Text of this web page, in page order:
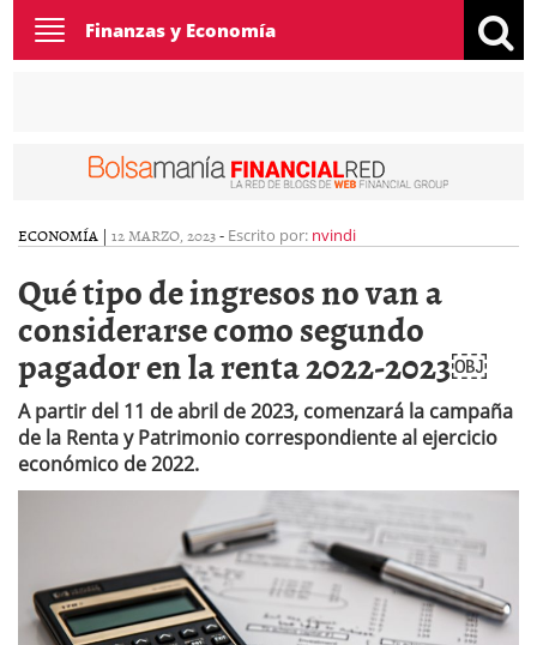
Toggle
navigation
Finanzas y Economía
ECONOMÍA | 12 MARZO, 2023- Escrito por: nvindi
Qué tipo de ingresos no van a
considerarse como segundo
pagador en la renta 2022-2023￼
A partir del 11 de abril de 2023, comenzará la campaña
de la Renta y Patrimonio correspondiente al ejercicio
económico de 2022.